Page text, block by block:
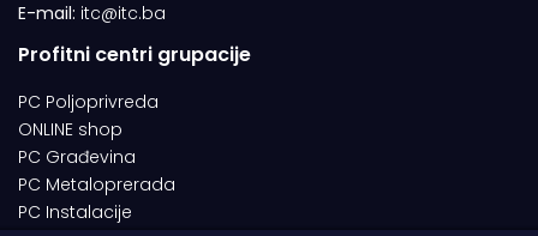
E-mail: itc@itc.ba
Profitni centri grupacije
PC Poljoprivreda
ONLINE shop
PC Građevina
PC Metaloprerada
PC Instalacije